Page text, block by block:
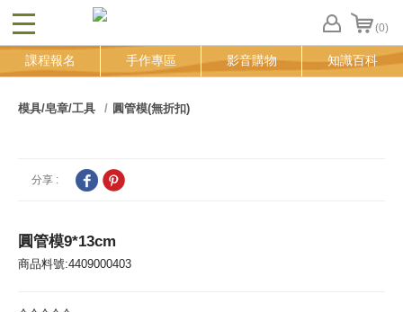
CLOSE (0)
FB
登
課程報名 手作專區 影音購物 知識百科
模具/皂章/工具 圓管模(無折扣)
分享 :
圓管模9*13cm
商品料號:4409000403